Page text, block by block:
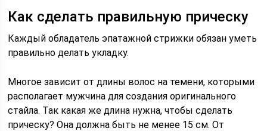
Как сделать правильную прическу
Каждый обладатель эпатажной стрижки обязан уметь
правильно делать укладку.
Многое зависит от длины волос на темени, которыми
располагает мужчина для создания оригинального
стайла. Так какая же длина нужна, чтобы сделать
прическу? Она должна быть не менее 15 см. От